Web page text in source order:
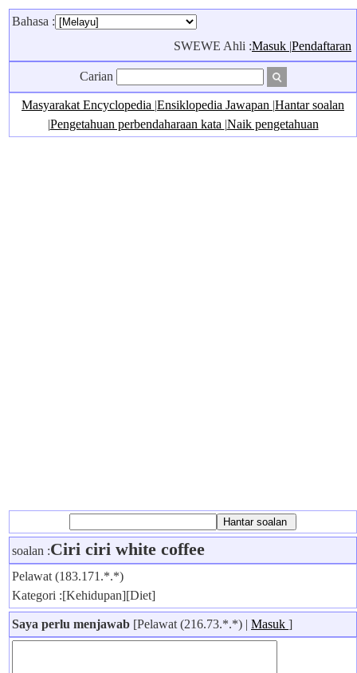
Bahasa :
SWEWE Ahli :Masuk |Pendaftaran
Carian
Masyarakat Encyclopedia |Ensiklopedia Jawapan |Hantar soalan
|Pengetahuan perbendaharaan kata |Naik pengetahuan
soalan :Ciri ciri white coffee
Pelawat (183.171.*.*)
Kategori :[Kehidupan][Diet]
Saya perlu menjawab [Pelawat (216.73.*.*) | Masuk ]